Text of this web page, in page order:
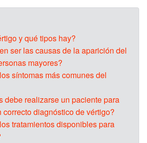
y qué tipos hay?
ser las causas de la aparición del
mayores?
síntomas más comunes del
debe realizarse un paciente para
diagnóstico de vértigo?
tratamientos disponibles para